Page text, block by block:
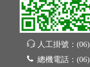
人工掛號：
總機電話：